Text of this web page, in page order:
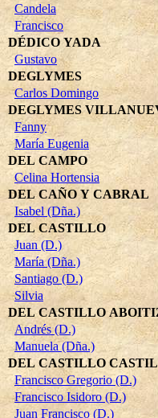
Candela
Francisco
DÉDICO YADA
Gustavo
DEGLYMES
Carlos Domingo
DEGLYMES
Fanny
María Eugenia
DEL CAMPO
Celina Hortensia
DEL CAÑO Y CABRAL
Isabel (Dña.)
DEL CASTILLO
Juan (D.)
María (Dña.)
Santiago (D.)
Silvia
DEL CASTILLO
Andrés (D.)
Manuela (Dña.)
DEL CASTILLO
Francisco Gregorio (D.)
Francisco Isidoro (D.)
Juan Francisco (D.)